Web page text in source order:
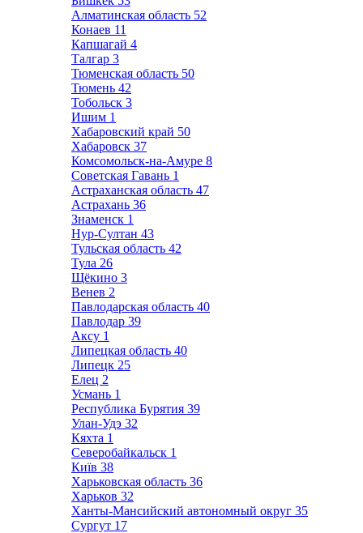
Алматинская область 52
Конаев 11
Капшагай 4
Талгар 3
Тюменская область 50
Тюмень 42
Тобольск 3
Ишим 1
Хабаровский край 50
Хабаровск 37
Комсомольск-на-Амуре 8
Советская Гавань 1
Астраханская область 47
Астрахань 36
Знаменск 1
Нур-Султан 43
Тульская область 42
Тула 26
Щёкино 3
Венев 2
Павлодарская область 40
Павлодар 39
Аксу 1
Липецкая область 40
Липецк 25
Елец 2
Усмань 1
Республика Бурятия 39
Улан-Удэ 32
Кяхта 1
Северобайкальск 1
Київ 38
Харьковская область 36
Харьков 32
Ханты-Мансийский автономный округ 35
Сургут 17